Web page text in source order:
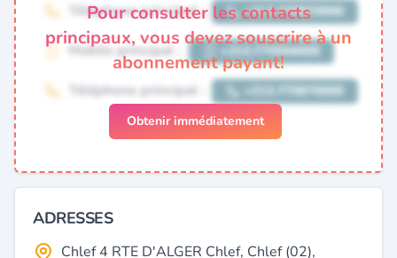
Pour consulter les contacts
principaux, vous devez souscrire à un
abonnement payant!
Obtenir immédiatement
ADRESSES
Chlef 4 RTE D'ALGER Chlef, Chlef (02),